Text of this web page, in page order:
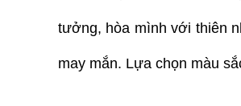
tưởng, hòa mình với thiên
may mắn. Lựa chọn màu